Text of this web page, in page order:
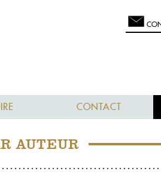
CONTACT
AUTEUR